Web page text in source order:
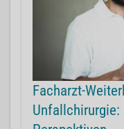
Facharzt-
Unfallchirurgie: